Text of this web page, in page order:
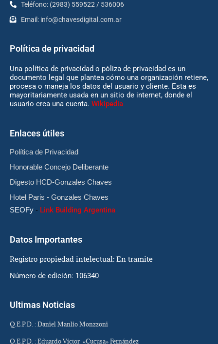
Teléfono: (2983) 559522 / 536006
Email: info@chavesdigital.com.ar
Política de privacidad
Una política de privacidad o póliza de privacidad es un
documento legal que plantea cómo una organización retiene,
procesa o maneja los datos del usuario y cliente. Esta es
mayoritariamente usada en un sitio de internet, donde el
usuario crea una cuenta. Wikipedia
Enlaces útiles
Política de Privacidad
Honorable Concejo Deliberante
Digesto HCD-Gonzales Chaves
Hotel Paris - Gonzales Chaves
SEOFy - Link Building Argentina
Datos Importantes
Registro propiedad intelectual: En tramite
Número de edición: 106340
Ultimas Noticias
Q.E.P.D. : Daniel Manlio Monzzoni
Q.E.P.D. : Eduardo Víctor «Cucusa» Fernández